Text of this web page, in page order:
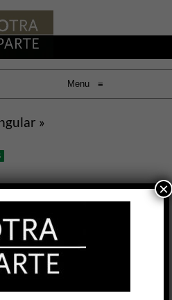
Menu ≡
»
Donleavy hizo de la
una marca de la casa. En
dispuestos de
previo, ni
que los personajes
×